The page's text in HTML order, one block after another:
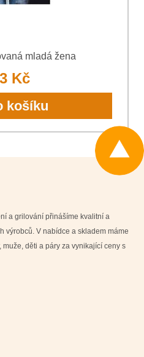
mladá žena
Kč
a grilování přinášíme kvalitní a
výrobců. V nabídce a skladem máme
děti a páry za vynikající ceny s